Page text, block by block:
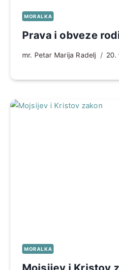
MORALKA
Prava i obveze
mr. Petar Marija Radelj 20.
MORALKA